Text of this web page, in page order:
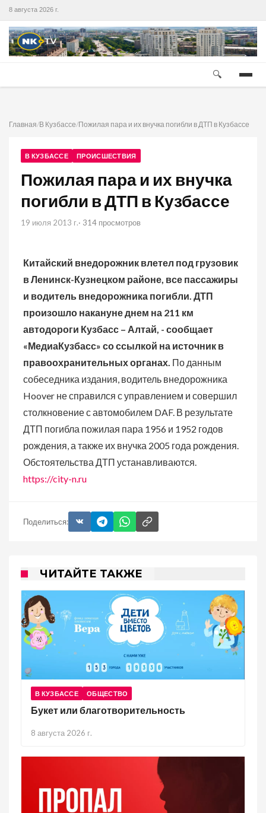
8 августа 2026 г.
🔍
Главная/В Кузбассе/Пожилая пара и их внучка погибли в ДТП в Кузбассе
В КУЗБАССЕ ПРОИСШЕСТВИЯ
Пожилая пара и их внучка
погибли в ДТП в Кузбассе
19 июля 2013 г.· 314 просмотров
Китайский внедорожник влетел под грузовик
в Ленинск-Кузнецком районе, все пассажиры
и водитель внедорожника погибли. ДТП
произошло накануне днем на 211 км
автодороги Кузбасс – Алтай, - сообщает
«МедиаКузбасс» со ссылкой на источник в
правоохранительных органах. По данным
собеседника издания, водитель внедорожника
Hoover не справился с управлением и совершил
столкновение с автомобилем DAF. В результате
ДТП погибла пожилая пара 1956 и 1952 годов
рождения, а также их внучка 2005 года рождения.
Обстоятельства ДТП устанавливаются.
https://city-n.ru
Поделиться:
ЧИТАЙТЕ ТАКЖЕ
В КУЗБАССЕ ОБЩЕСТВО
Букет или благотворительность
8 августа 2026 г.